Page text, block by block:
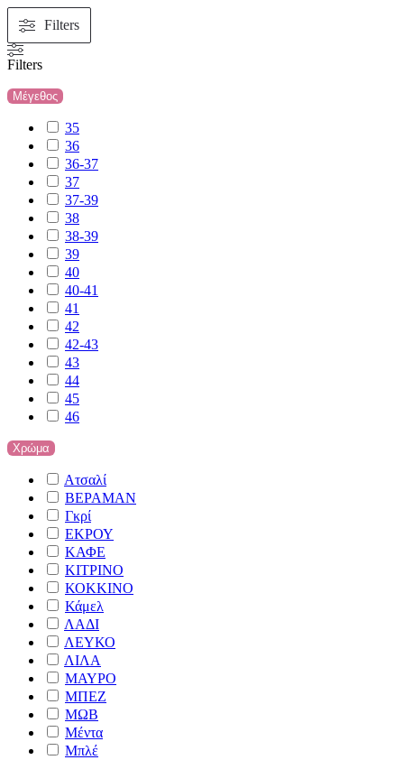
Filters
Filters
Μέγεθος
35
36
36-37
37
37-39
38
38-39
39
40
40-41
41
42
42-43
43
44
45
46
Χρώμα
Ατσαλί
ΒΕΡΑΜΑΝ
Γκρί
ΕΚΡΟΥ
ΚΑΦΕ
ΚΙΤΡΙΝΟ
ΚΟΚΚΙΝΟ
Κάμελ
ΛΑΔΙ
ΛΕΥΚΟ
ΛΙΛΑ
ΜΑΥΡΟ
ΜΠΕΖ
ΜΩΒ
Μέντα
Μπλέ